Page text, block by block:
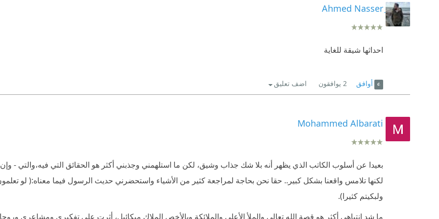
ِAhmed Nasser
احداثها شيقة للغاية
أوافق 2 يوافقون اضف تعليق
Mohammed Albarati
بعيدا عن أسلوب الكاتب الذي يظهر أنه بلا شك جذاب وشيق، لكن ما استلهمني وجذبني أكثر هو الحقائق التي فيه،والتي -
لكنها تلامس واقعنا بشكل كبير.. حقا نحن بحاجة لمراجعة كثير من الأشياء واستحضرني حديث الرسول فيما معناه:( لو
ولبكيتم كثيرا).
ما شد انتباهي أكثر هو قصة الله تعالى والملأ الأعلى والملائكة وبالأخص الملاك ميكائيل، أثرت على تفكيري ومشاعري